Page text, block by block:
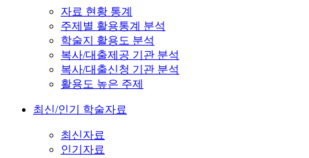
자료 현황 통계
주제별 활용통계 분석
학술지 활용도 분석
복사/대출제공 기관 분석
복사/대출신청 기관 분석
활용도 높은 주제
최신/인기 학술자료
최신자료
인기자료